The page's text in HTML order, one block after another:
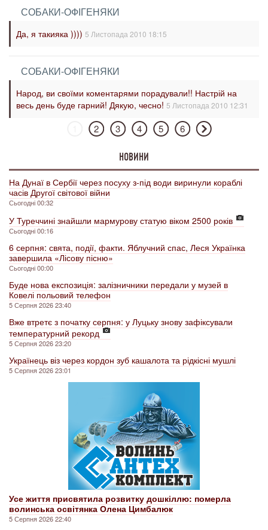
СОБАКИ-ОФІГЕНЯКИ
Да, я такияка )))) 5 Листопада 2010 18:15
СОБАКИ-ОФІГЕНЯКИ
Народ, ви своїми коментарями порадували!! Настрій на
весь день буде гарний! Дякую, чесно! 5 Листопада 2010 12:31
2 3 4 5 6
НОВИНИ
На Дунаї в Сербії через посуху з-під води виринули кораблі
часів Другої світової війни
Сьогодні 00:32
У Туреччині знайшли мармурову статую віком 2500 років
Сьогодні 00:16
6 серпня: свята, події, факти. Яблучний спас, Леся Українка
завершила «Лісову пісню»
Сьогодні 00:00
Буде нова експозиція: залізничники передали у музей в
Ковелі польовий телефон
5 Серпня 2026 23:40
Вже втретє з початку серпня: у Луцьку знову зафіксували
температурний рекорд
5 Серпня 2026 23:20
Українець віз через кордон зуб кашалота та рідкісні мушлі
5 Серпня 2026 23:01
Усе життя присвятила розвитку дошкіллю: померла
волинська освітянка Олена Цимбалюк
5 Серпня 2026 22:40